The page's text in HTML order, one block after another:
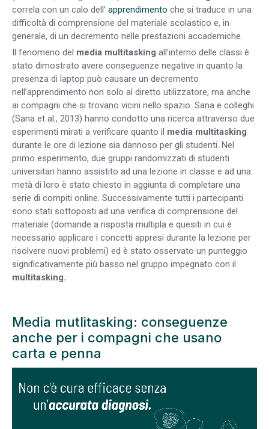
correla con un calo dell’ apprendimento che si traduce in una
difficoltà di comprensione del materiale scolastico e, in
generale, di un decremento nelle prestazioni accademiche.
Il fenomeno del media multitasking all’interno delle classi è
stato dimostrato avere conseguenze negative in quanto la
presenza di laptop può causare un decremento
nell’apprendimento non solo al diretto utilizzatore, ma anche
ai compagni che si trovano vicini nello spazio. Sana e colleghi
(Sana et al., 2013) hanno condotto una ricerca attraverso due
esperimenti mirati a verificare quanto il media multitasking
durante le ore di lezione sia dannoso per gli studenti. Nel
primo esperimento, due gruppi randomizzati di studenti
universitari hanno assistito ad una lezione in classe e ad una
metà di loro è stato chiesto in aggiunta di completare una
serie di compiti online. Successivamente tutti i partecipanti
sono stati sottoposti ad una verifica di comprensione del
materiale (domande a risposta multipla e quesiti in cui è
necessario applicare i concetti appresi durante la lezione per
risolvere nuovi problemi) ed è stato osservato un punteggio
significativamente più basso nel gruppo impegnato con il
multitasking.
Media mutlitasking: conseguenze
anche per i compagni che usano
carta e penna